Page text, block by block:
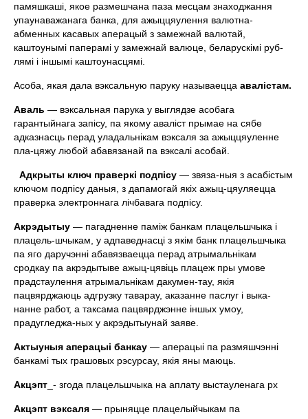
памяшкашi, якое размешчана паза месцам знаходжання
упаунаважанага банка, для ажыццяулення валютна-
абменных касавых аперацый з замежнай валютай,
каштоунымi паперамi у замежнай валюце, беларускiмi руб-
лямi i iншымi каштоунасцямi.
Асоба, якая дала вэксаль­ную паруку называецца авалiстам.
Аваль — вэксальная парука у выглядзе асобага
гарантыйнага запiсу, па якому авалiст прымае на сябе
адказнасць перад уладальнiкам вэксаля за ажыццяуленне
пла-цяжу любой абавязанай па вэксалi асобай.
Адкрыты ключ праверкi подпiсу — звяза-ныя з асабiстым
ключом подпiсу даныя, з дапамогай якiх ажыц-цяуляецца
праверка электроннага лiчбавага подпiсу.
Акрэдытыу — пагадненне памiж банкам плацельшчыка i
плацель-шчыкам, у адпаведнасцi з якiм банк плацельшчыка
па яго даручэннi абавязваецца перад атрымальнiкам
сродкау па акрэдытыве ажыц-цявiць плацеж пры умове
прадстаулення атрымальнiкам дакумен-тау, якiя
пацвярджаюць адгрузку таварау, аказанне паслуг i выка-
нанне работ, а таксама пацвярджэнне iншых умоу,
прадугледжа-ных у акрэдытыунай заяве.
Актыуныя аперацыi банкау — аперацыi па размяшчэннi
банкамi тых грашовых рэсурсау, якiя яны маюць.
Акцэпт _- згода плацельшчыка на аплату выстауленага рх
Акцэпт вэксаля — прыняцце плацелыйчыкам па